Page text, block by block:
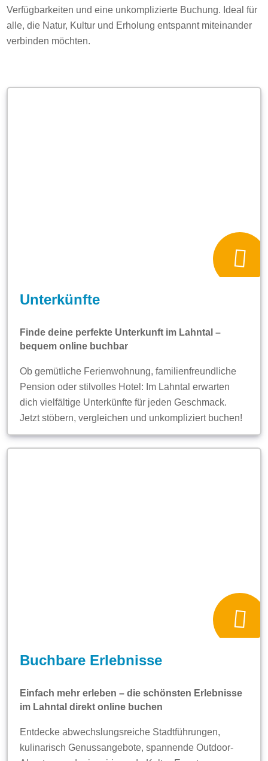
Verfügbarkeiten und eine unkomplizierte Buchung. Ideal für
alle, die Natur, Kultur und Erholung entspannt miteinander
verbinden möchten.
Unterkünfte
Finde deine perfekte Unterkunft im Lahntal –
bequem online buchbar
Ob gemütliche Ferienwohnung, familienfreundliche
Pension oder stilvolles Hotel: Im Lahntal erwarten
dich vielfältige Unterkünfte für jeden Geschmack.
Jetzt stöbern, vergleichen und unkompliziert buchen!
Buchbare Erlebnisse
Einfach mehr erleben – die schönsten Erlebnisse
im Lahntal direkt online buchen
Entdecke abwechslungsreiche Stadtführungen,
kulinarisch Genussangebote, spannende Outdoor-